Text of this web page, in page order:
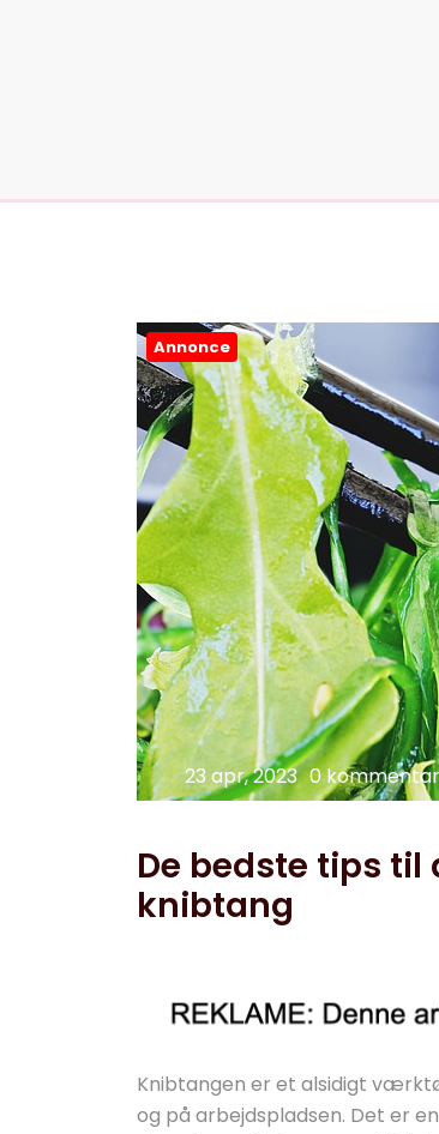
Annonce
23 apr, 2023 0
De bedste tips
knibtang
Knibtangen er et alsidigt
og på arbejdspladsen. Det er